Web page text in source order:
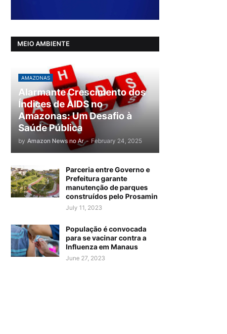
MEIO AMBIENTE
AMAZONAS
Alarmante Crescimento dos
Índices de AIDS no
Amazonas: Um Desafio à
Saúde Pública
by Amazon News no Ar - February 24, 2025
Parceria entre Governo e
Prefeitura garante
manutenção de parques
construídos pelo Prosamin
July 11, 2023
População é convocada
para se vacinar contra a
Influenza em Manaus
June 27, 2023